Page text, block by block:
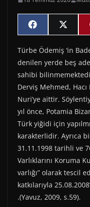
Share
on
F
a
e
b
o
o
k
Share
on
X
(
w
i
t
t
e
r
)
Türbe Ödemiş ‘in
denilen yerde beş
sahibi
Derviş Mehmed,
Nuri’ye aittir.
yıl önce, Potamia
Türk yiğidi için
karakterlidir. Ayrıca
31.11.1998 tarihli ve
Varlıklarını Koruma
varlığı” olarak tescil
katkılarıyla
.(Yavuz, 2009, s.59).